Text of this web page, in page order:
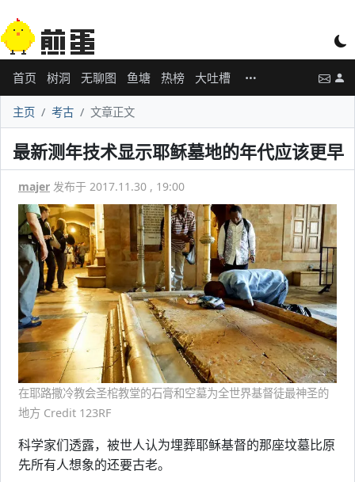
首页 树洞 无聊图 鱼塘 热榜 大吐槽
主页 考古 文章正文
最新测年技术显示耶稣墓地的年代应该更早
majer 发布于 2017.11.30 , 19:00
在耶路撒冷教会圣棺教堂的石膏和空墓为全世界基督徒最神圣的
地方 Credit 123RF
科学家们透露，被世人认为埋葬耶稣基督的那座坟墓比原
先所有人想象的还要古老。